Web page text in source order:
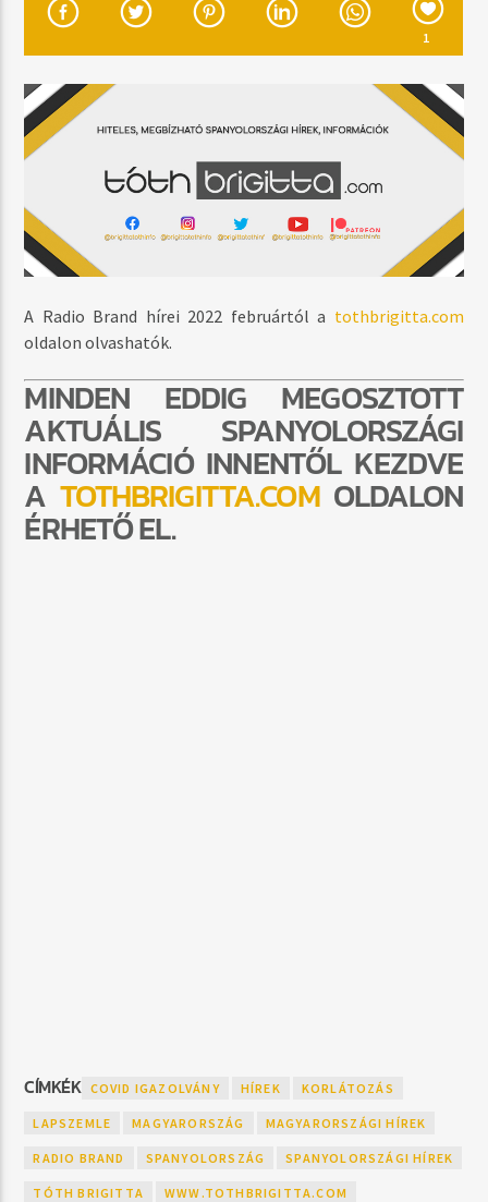
ROCK THIS PARTY
BOB SINCLAR
MŰSOR ADÁSBAN
DAYTIME
06:00 17:59
Radio Brand
1
A Radio Brand hírei 2022 februártól a tothbrigitta.com
oldalon olvashatók.
MINDEN EDDIG MEGOSZTOTT
AKTUÁLIS SPANYOLORSZÁGI
INFORMÁCIÓ INNENTŐL KEZDVE
A TOTHBRIGITTA.COMOLDALON
ÉRHETŐ EL.
CÍMKÉK COVID IGAZOLVÁNY HÍREK KORLÁTOZÁS
LAPSZEMLE MAGYARORSZÁG MAGYARORSZÁGI HÍREK
RADIO BRAND SPANYOLORSZÁG SPANYOLORSZÁGI HÍREK
TÓTH BRIGITTA WWW.TOTHBRIGITTA.COM